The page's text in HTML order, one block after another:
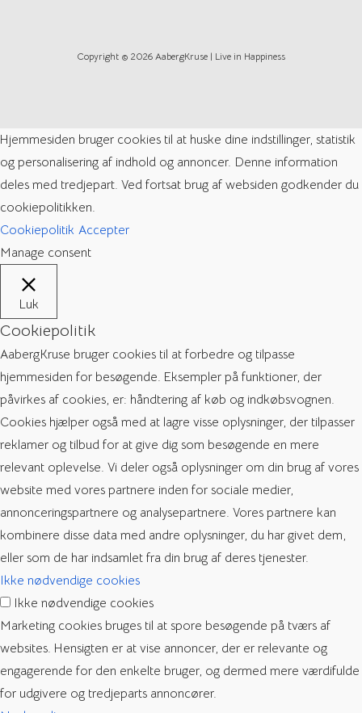
Copyright © 2026 AabergKruse | Live in Happiness
Hjemmesiden bruger cookies til at huske dine indstillinger, statistik
og personalisering af indhold og annoncer. Denne information
deles med tredjepart. Ved fortsat brug af websiden godkender du
cookiepolitikken.
Cookiepolitik Accepter
Manage consent
Luk
Cookiepolitik
AabergKruse bruger cookies til at forbedre og tilpasse
hjemmesiden for besøgende. Eksempler på funktioner, der
påvirkes af cookies, er: håndtering af køb og indkøbsvognen.
Cookies hjælper også med at lagre visse oplysninger, der tilpasser
reklamer og tilbud for at give dig som besøgende en mere
relevant oplevelse. Vi deler også oplysninger om din brug af vores
website med vores partnere inden for sociale medier,
annonceringspartnere og analysepartnere. Vores partnere kan
kombinere disse data med andre oplysninger, du har givet dem,
eller som de har indsamlet fra din brug af deres tjenester.
Ikke nødvendige cookies
Ikke nødvendige cookies
Marketing cookies bruges til at spore besøgende på tværs af
websites. Hensigten er at vise annoncer, der er relevante og
engagerende for den enkelte bruger, og dermed mere værdifulde
for udgivere og tredjeparts annoncører.